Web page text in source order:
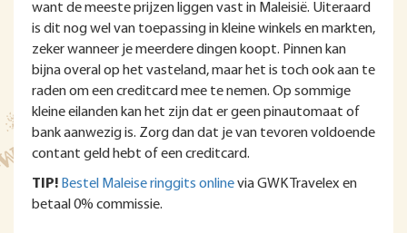
want de meeste prijzen liggen vast in Maleisië. Uiteraard
is dit nog wel van toepassing in kleine winkels en markten,
zeker wanneer je meerdere dingen koopt. Pinnen kan
bijna overal op het vasteland, maar het is toch ook aan te
raden om een creditcard mee te nemen. Op sommige
kleine eilanden kan het zijn dat er geen pinautomaat of
bank aanwezig is. Zorg dan dat je van tevoren voldoende
contant geld hebt of een creditcard.
TIP! Bestel Maleise ringgits onlinevia GWK Travelex en
betaal 0% commissie.